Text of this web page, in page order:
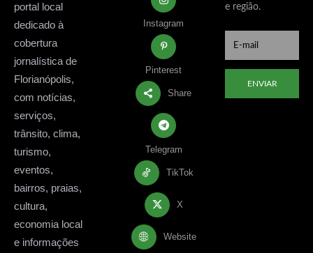
portal local
dedicado à
cobertura
jornalística de
Florianópolis,
com notícias,
serviços,
trânsito, clima,
turismo,
eventos,
bairros, praias,
cultura,
economia local
e informações
Instagram
Pinterest
Share
Telegram
TikTok
X
Website
e região.
ENVIAR